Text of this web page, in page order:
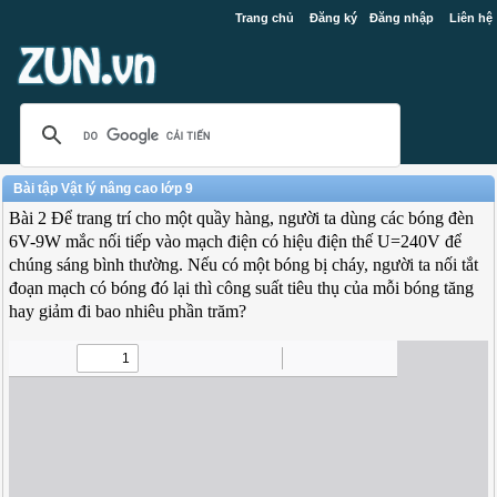
Trang chủ Đăng ký Đăng nhập Liên hệ
Bài tập Vật lý nâng cao lớp 9
Bài 2 Để trang trí cho một quầy hàng, người ta dùng các bóng đèn
6V-9W mắc nối tiếp vào mạch điện có hiệu điện thế U=240V để
chúng sáng bình thường. Nếu có một bóng bị cháy, người ta nối tắt
đoạn mạch có bóng đó lại thì công suất tiêu thụ của mỗi bóng tăng
hay giảm đi bao nhiêu phần trăm?